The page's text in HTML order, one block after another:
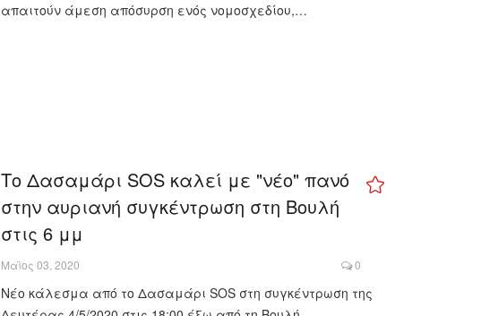
απαιτούν άμεση απόσυρση ενός νομοσχεδίου,…
Το Δασαμάρι SOS καλεί με "νέο" πανό
στην αυριανή συγκέντρωση στη Βουλή
στις 6 μμ
Μαϊος 03, 2020 0
Νέο κάλεσμα από το Δασαμάρι SOS στη συγκέντρωση της